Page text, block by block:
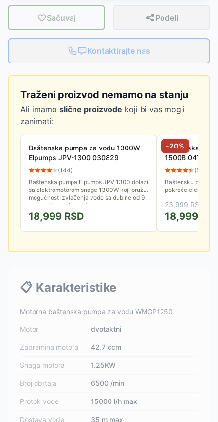
Sačuvaj Podeli
Kontaktirajte nas
Traženi proizvod nemamo na stanju
Ali imamo slične proizvode koji bi vas mogli
zanimati:
Baštenska pumpa za vodu 1300W
Elpumps JPV-1300 030829
(144)
Baštenska pumpa Elpumps JPV 1300 dolazi
sa elektromotorom snage 1300W koji pruža
mogućnost izvlačenja vode sa dubine od 9
metara i isporuku vode na...
18,999 RSD
-20%
Baštenska
1500B 047118
(59
Baštensku pumpu
pokreće
48m, protok 6.3
23,999RSD
18,999
📋 Karakteristike
Motorna baštenska pumpa za vodu WMGP1250
Motor dvotaktni
Zapremina motora 42.7 ccm
Snaga motora 1.25KW
Broj obrtaja 6500 /min
Protok vode 15000 l/h max
Dostava vode 35 m max